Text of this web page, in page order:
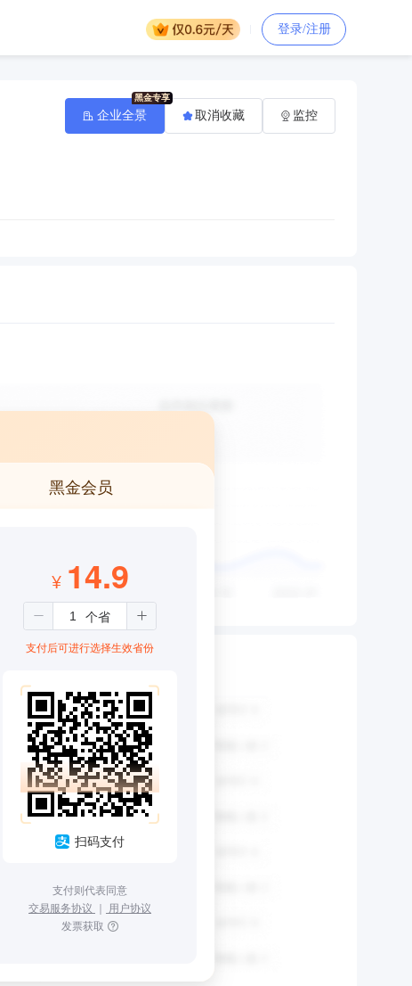
登录/注册
企业全景 取消收藏 监控
黑金会员
¥ 14.9
支付后可进行选择生效省份
扫码支付
支付则代表同意
交易服务协议 ｜ 用户协议
发票获取